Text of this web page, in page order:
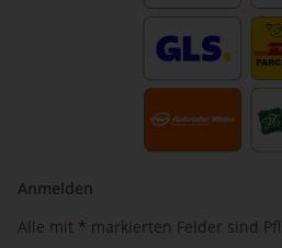
Anmelden
Alle mit * markierten Felder sind